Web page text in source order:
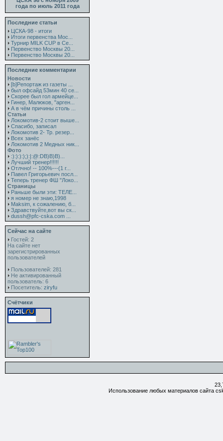
года по июль 2011 года
Последние статьи
ЦСКА-98 - итоги
Итоги первенства Мос...
Турнир MILK CUP в Се...
Первенство Москвы 20...
Первенство Москвы 20...
Последние комментарии
Новости
[b]Репортаж из газеты ...
был офсайд 53мин 40 се...
Скорее был гол армейце...
Гинер, Малюков, "арген...
А в чём причины столь ...
Статьи
Локомотив-2 стоит выше...
Спасибо, записал
Локомотив 2- Тр. резер...
Всех занёс
Локомотив 2 Медных ник...
Фото
:):):):);):|:@:DB)B)B)...
Лучший тренер!!!!!!
Отлчно! -- 100%---(1 г...
Павел Григорьевич посл...
Теперь тренер ФШ "Локо...
Страницы
Раньше были эти: ТЕЛЕ...
я номер не знаю,1998
Maksim, к сожалению, б...
Здравствуйте,вот вы ск...
dussh@pfc-cska.com ...
Сейчас на сайте
Гостей: 2
На сайте нет
зарегистрированных
пользователей
Пользователей: 281
Не активированный
пользователь: 6
Посетитель: ziryfu
Счётчики
Использование любых материалов сайта